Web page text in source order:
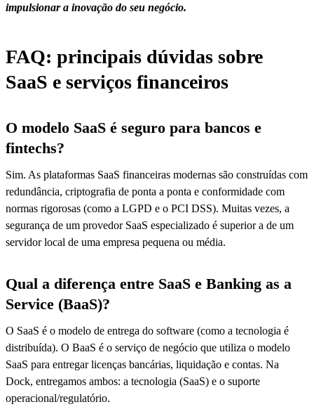
impulsionar a inovação do seu negócio.
FAQ: principais dúvidas sobre
SaaS e serviços financeiros
O modelo SaaS é seguro para bancos e
fintechs?
Sim. As plataformas SaaS financeiras modernas são construídas com
redundância, criptografia de ponta a ponta e conformidade com
normas rigorosas (como a LGPD e o PCI DSS). Muitas vezes, a
segurança de um provedor SaaS especializado é superior a de um
servidor local de uma empresa pequena ou média.
Qual a diferença entre SaaS e Banking as a
Service (BaaS)?
O SaaS é o modelo de entrega do software (como a tecnologia é
distribuída). O BaaS é o serviço de negócio que utiliza o modelo
SaaS para entregar licenças bancárias, liquidação e contas. Na
Dock, entregamos ambos: a tecnologia (SaaS) e o suporte
operacional/regulatório.